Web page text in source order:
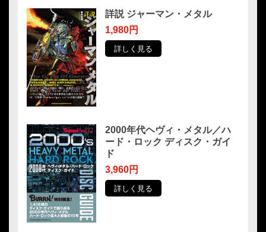
詳説 ジャーマン・メタル
1,980円
詳しく見る
2000年代ヘヴィ・メタル／ハ
ード・ロック ディスク・ガイ
ド
3,960円
詳しく見る